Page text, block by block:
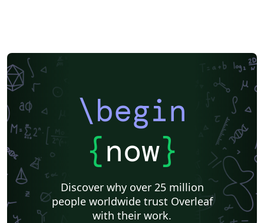
\begin
{now}
Discover why over 25 million
people worldwide trust Overleaf
with their work.